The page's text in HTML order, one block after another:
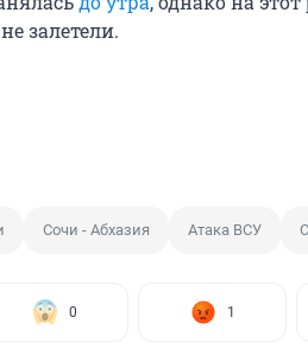
залетели.
Сочи - Абхазия Атака ВСУ
0 1